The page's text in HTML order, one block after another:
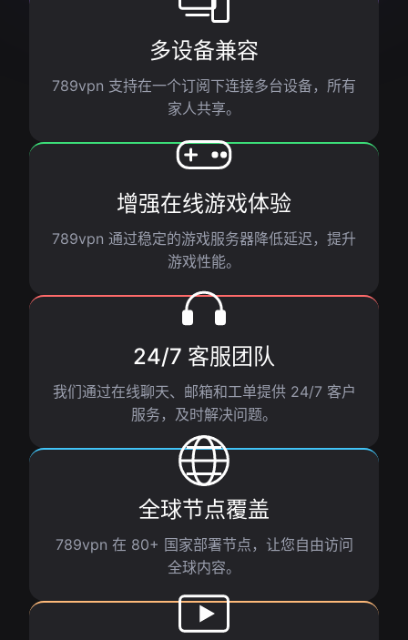
多设备兼容
789vpn 支持在一个订阅下连接多台设备，所有
家人共享。
增强在线游戏体验
789vpn 通过稳定的游戏服务器降低延迟，提升
游戏性能。
24/7 客服团队
我们通过在线聊天、邮箱和工单提供 24/7 客户
服务，及时解决问题。
全球节点覆盖
789vpn 在 80+ 国家部署节点，让您自由访问
全球内容。